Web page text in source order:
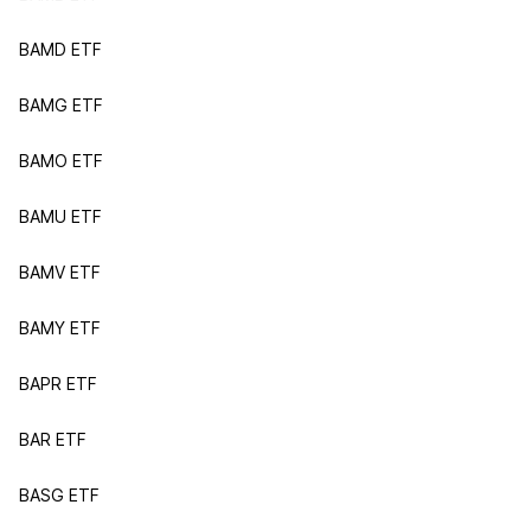
BAMD ETF
BAMG ETF
BAMO ETF
BAMU ETF
BAMV ETF
BAMY ETF
BAPR ETF
BAR ETF
BASG ETF